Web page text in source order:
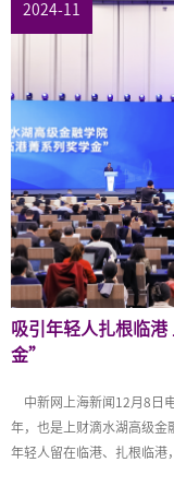
DAFI招聘
EN
地址：上海市浦东新区海
邮编：201306
总机：021-38221153
邮箱：dafi@sufe.edu.cn
2024-11
吸引年轻人扎根临
金”
中新网上海新闻12月8日
年，也是上财滴水湖高级金
年轻人留在临港、扎根临港